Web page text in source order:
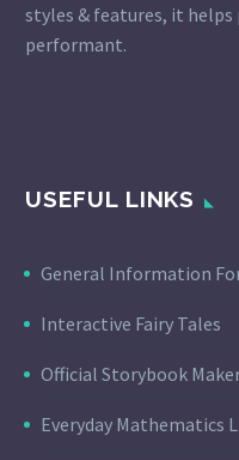
styles & features, it
performant.
USEFUL LINKS
General Information
Interactive Fairy Tales
Official Storybook
Everyday Mathematics